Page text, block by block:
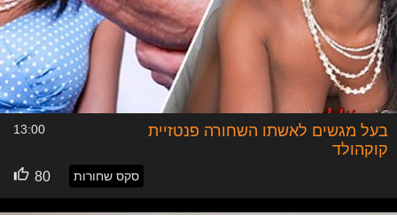
בעל מגשים לאשתו השחורה פנטזיית
קוקהולד
13:00
סקס שחורות 80